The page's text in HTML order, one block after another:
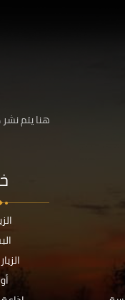
هنا يتم